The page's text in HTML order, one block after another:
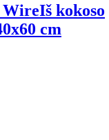
WireIš kokoso
cm